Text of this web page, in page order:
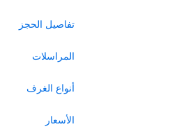
تفاصيل الحجز
المراسلات
أنواع الغرف
الأسعار